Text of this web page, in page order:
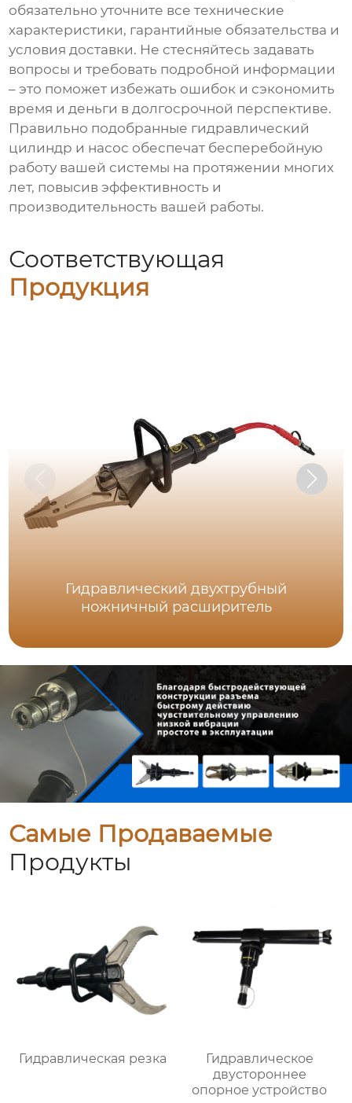
обязательно уточните все технические
характеристики, гарантийные обязательства и
условия доставки. Не стесняйтесь задавать
вопросы и требовать подробной информации
– это поможет избежать ошибок и сэкономить
время и деньги в долгосрочной перспективе.
Правильно подобранные гидравлический
цилиндр и насос обеспечат бесперебойную
работу вашей системы на протяжении многих
лет, повысив эффективность и
производительность вашей работы.
Соответствующая
Продукция
Гидравлический двухтрубный
ножничный расширитель
Самые Продаваемые
Продукты
Гидравлическая резка
Гидравлическое
двустороннее
опорное устройство